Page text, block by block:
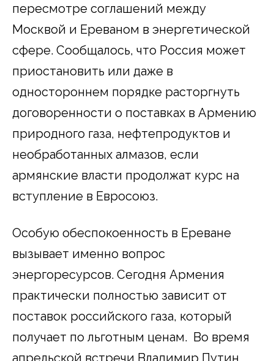
пересмотре соглашений между
Москвой и Ереваном в энергетической
сфере. Сообщалось, что Россия может
приостановить или даже в
одностороннем порядке расторгнуть
договоренности о поставках в Армению
природного газа, нефтепродуктов и
необработанных алмазов, если
армянские власти продолжат курс на
вступление в Евросоюз.
Особую обеспокоенность в Ереване
вызывает именно вопрос
энергоресурсов. Сегодня Армения
практически полностью зависит от
поставок российского газа, который
получает по льготным ценам. Во время
апрельской встречи Владимир Путин